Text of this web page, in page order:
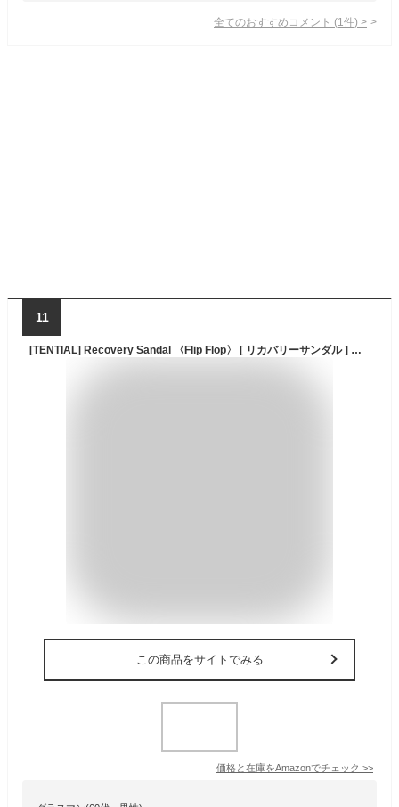
全てのおすすめコメント (1 件) >
11
[TENTIAL] Recovery Sandal 〈Flip Flop〉 [ リカバリーサンダル ] 外履き 疲れにくい 歩きやすい ブラック L
この商品をサイトでみる
価格と在庫をAmazonでチェック >>